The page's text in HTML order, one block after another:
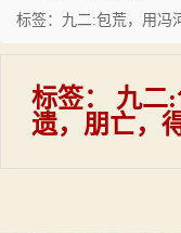
标签：九二:包荒，用冯
标签： 九二
遗，朋亡，